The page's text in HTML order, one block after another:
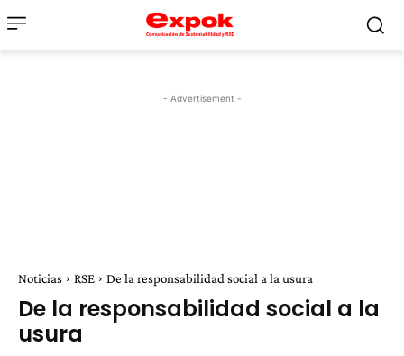
- Advertisement -
Noticias RSE De la responsabilidad social a la usura
De la responsabilidad social a la
usura